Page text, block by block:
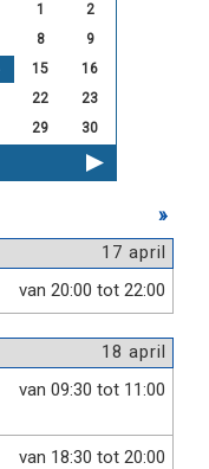
1
2
8
9
15
16
22
23
29 30
»
17 april
van 20:00 tot 22:00
18 april
van 09:30 tot 11:00
van 18:30 tot 20:00